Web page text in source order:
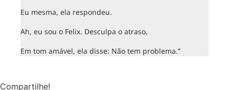
Eu mesma, ela respondeu.
Ah, eu sou o Felix. Desculpa o atraso.
Em tom amável, ela disse: Não tem problema.”
Compartilhe!